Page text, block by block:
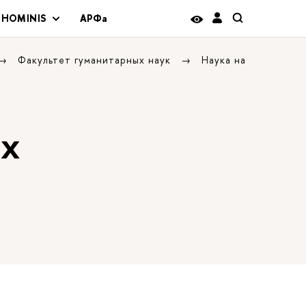
АРФа
Факультет гуманитарных наук Наука на